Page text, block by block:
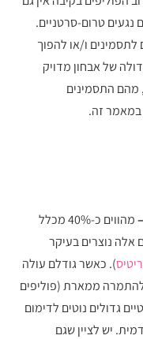
טרום-סרטניים.
לתסמינים ו/או להפוך
של אבחון מדויק
מהם התסמינים
במאמר זה.
מהווים כ-40% מכלל
אלה נוצרים בעיקר
). כאשר גודלם עולה
להתמרה ממארת (פוליפים
גדולים נוטים לדימום
יש לציין שגם